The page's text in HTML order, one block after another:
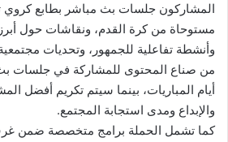
المشاركون جلسات بث مباشر بطابع
مستوحاة من كرة القدم، ونقاشات حول أبرز
وأنشطة تفاعلية للجمهور، وتحديات
من صناع المحتوى للمشاركة في جلسات
أيام المباريات، بينما سيتم تكريم أفضل
والإبداع ومدى استجابة المجتمع.
كما تشمل الحملة برامج متخصصة ضمن